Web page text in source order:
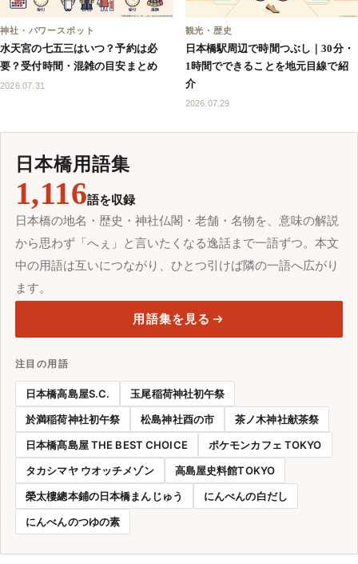
神社・パワースポット
水天宮の七五三はいつ？予約は必
要？受付時間・混雑の目安まとめ
2026.07.31
観光・歴史
日本橋駅周辺で時間つぶし｜30分・
1時間でできることを地元目線で紹
介
2026.07.29
日本橋用語集
1,116語を収録
日本橋の地名・歴史・神社仏閣・老舗・名物を、意味の解説
から思わず「へぇ」と言いたくなる逸話まで一語ずつ。本文
中の用語は互いにつながり、ひとつ引けば隣の一語へ広がり
ます。
用語集を見る
注目の用語
日本橋高島屋S.C.
玉尾稲荷神社初午祭
於満稲荷神社初午祭
松島神社酉の市
茶ノ木神社献茶祭
日本橋髙島屋 THE BEST CHOICE
ポケモンカフェ TOKYO
タカシマヤ ウオッチメゾン
高島屋史料館TOKYO
榮太樓總本鋪の日本橋まんじゅう
にんべんの白だし
にんべんのつゆの素